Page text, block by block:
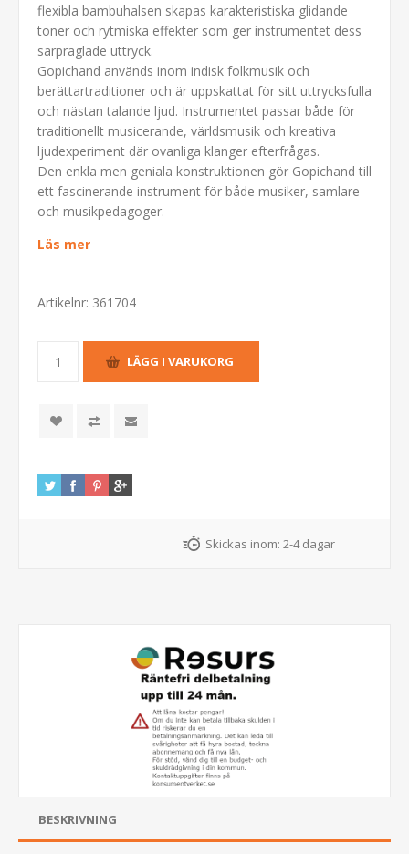
flexibla bambuhalsen skapas karakteristiska glidande
toner och rytmiska effekter som ger instrumentet dess
särpräglade uttryck.
Gopichand används inom indisk folkmusik och
berättartraditioner och är uppskattat för sitt uttrycksfulla
och nästan talande ljud. Instrumentet passar både för
traditionellt musicerande, världsmusik och kreativa
ljudexperiment där ovanliga klanger efterfrågas.
Den enkla men geniala konstruktionen gör Gopichand till
ett fascinerande instrument för både musiker, samlare
och musikpedagoger.
Läs mer
Artikelnr: 361704
Skickas inom: 2-4 dagar
BESKRIVNING